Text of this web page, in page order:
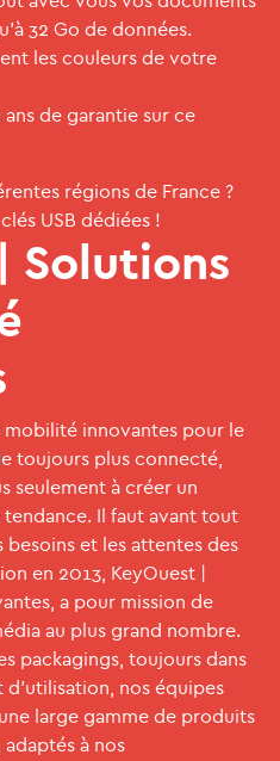
32 Go de données.
les couleurs de votre
de garantie sur ce
régions de France ?
USB dédiées !
Solutions
mobilité innovantes pour le
toujours plus connecté,
seulement à créer un
Il faut avant tout
et les attentes des
en 2013, KeyOuest |
a pour mission de
au plus grand nombre.
packagings, toujours dans
nos équipes
large gamme de produits
à nos